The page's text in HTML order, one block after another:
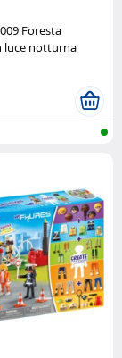
Foresta
luce notturna